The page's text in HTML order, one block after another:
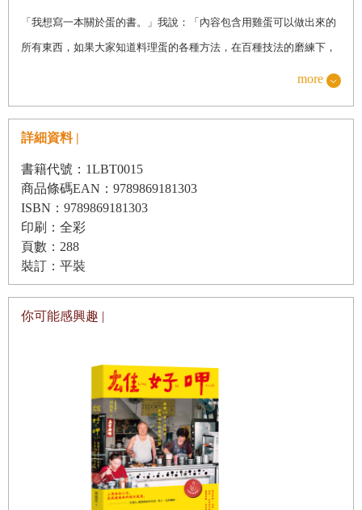
「我想寫一本關於蛋的書。」我說：「內容包含用雞蛋可以做出來的
所有東西，如果大家知道料理蛋的各種方法，在百種技法的磨練下，
這正是造就亞頓．布朗在電視界如此成功的原因，總以最佳比喻切中
羅塞塔石，卻更為古老，是破解廚房神祕語言的祕方。學習料理蛋的
語言，充分了解這個絕妙又美麗的橢圓球體，你就能邁向烹飪新境
界，廚藝成就也將躍升為星級高度。
蛋集所有食物的優點之大成，結合美、優雅與簡潔，是自然設計的奇
蹟，成為食物，也是恩賜。蛋包含生命誕生所需的所有營養，賜予我
們身體蛋白質、胺基酸、脂肪酸、抗氧化劑、礦物質、維生素，這強
吃生雞蛋，代表這食物幾乎在原始階段，而攝取這液狀物的生命，卻
能轉化為最複雜的料理創作。我想到我朋友，一起寫過書的名廚湯瑪
斯．凱勒（Thomas Keller），想到他的松露卡士達。他用蛋和奶油為
白松露提味，放回蛋殼裡煮，加上洋芋片點綴裝飾，吃的時候就著殼
吃。這是史上最精緻的四星級料理，但是材料除了蛋、奶油、松露、
馬鈴薯外別無其他。簡單中見巧思。
more
詳細資料 |
書籍代號：1LBT0015
商品條碼EAN：9789869181303
ISBN：9789869181303
印刷：全彩
頁數：288
裝訂：平裝
你可能感興趣 |